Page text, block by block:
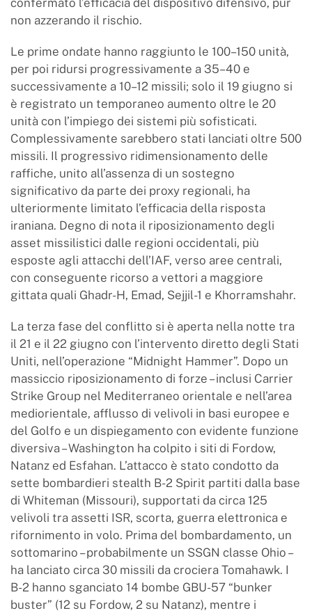
confermato l’efficacia del dispositivo difensivo, pur
non azzerando il rischio.
Le prime ondate hanno raggiunto le 100–150 unità,
per poi ridursi progressivamente a 35–40 e
successivamente a 10–12 missili; solo il 19 giugno si
è registrato un temporaneo aumento oltre le 20
unità con l’impiego dei sistemi più sofisticati.
Complessivamente sarebbero stati lanciati oltre 500
missili. Il progressivo ridimensionamento delle
raffiche, unito all’assenza di un sostegno
significativo da parte dei proxy regionali, ha
ulteriormente limitato l’efficacia della risposta
iraniana. Degno di nota il riposizionamento degli
asset missilistici dalle regioni occidentali, più
esposte agli attacchi dell’IAF, verso aree centrali,
con conseguente ricorso a vettori a maggiore
gittata quali Ghadr-H, Emad, Sejjil-1 e Khorramshahr.
La terza fase del conflitto si è aperta nella notte tra
il 21 e il 22 giugno con l’intervento diretto degli Stati
Uniti, nell’operazione “Midnight Hammer”. Dopo un
massiccio riposizionamento di forze – inclusi Carrier
Strike Group nel Mediterraneo orientale e nell’area
mediorientale, afflusso di velivoli in basi europee e
del Golfo e un dispiegamento con evidente funzione
diversiva – Washington ha colpito i siti di Fordow,
Natanz ed Esfahan. L’attacco è stato condotto da
sette bombardieri stealth B-2 Spirit partiti dalla base
di Whiteman (Missouri), supportati da circa 125
velivoli tra assetti ISR, scorta, guerra elettronica e
rifornimento in volo. Prima del bombardamento, un
sottomarino – probabilmente un SSGN classe Ohio –
ha lanciato circa 30 missili da crociera Tomahawk. I
B-2 hanno sganciato 14 bombe GBU-57 “bunker
buster” (12 su Fordow, 2 su Natanz), mentre i